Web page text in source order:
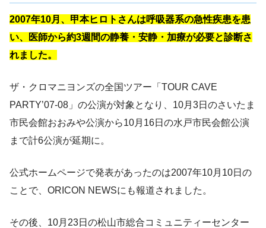
2007年10月、甲本ヒロトさんは呼吸器系の急性疾患を患
い、医師から約3週間の静養・安静・加療が必要と診断さ
れました。
ザ・クロマニヨンズの全国ツアー「TOUR CAVE
PARTY’07-08」の公演が対象となり、10月3日のさいたま
市民会館おおみや公演から10月16日の水戸市民会館公演
まで計6公演が延期に。
公式ホームページで発表があったのは2007年10月10日の
ことで、ORICON NEWSにも報道されました。
その後、10月23日の松山市総合コミュニティーセンター